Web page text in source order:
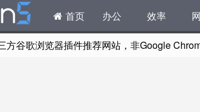
首页 办公 效率
方谷歌浏览器插件推荐网站，非Google